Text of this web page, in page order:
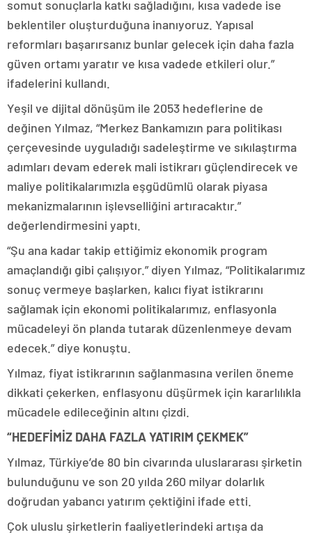
somut sonuçlarla katkı sağladığını, kısa vadede ise
beklentiler oluşturduğuna inanıyoruz. Yapısal
reformları başarırsanız bunlar gelecek için daha fazla
güven ortamı yaratır ve kısa vadede etkileri olur.”
ifadelerini kullandı.
Yeşil ve dijital dönüşüm ile 2053 hedeflerine de
değinen Yılmaz, “Merkez Bankamızın para politikası
çerçevesinde uyguladığı sadeleştirme ve sıkılaştırma
adımları devam ederek mali istikrarı güçlendirecek ve
maliye politikalarımızla eşgüdümlü olarak piyasa
mekanizmalarının işlevselliğini artıracaktır.”
değerlendirmesini yaptı.
“Şu ana kadar takip ettiğimiz ekonomik program
amaçlandığı gibi çalışıyor.” diyen Yılmaz, “Politikalarımız
sonuç vermeye başlarken, kalıcı fiyat istikrarını
sağlamak için ekonomi politikalarımız, enflasyonla
mücadeleyi ön planda tutarak düzenlenmeye devam
edecek.” diye konuştu.
Yılmaz, fiyat istikrarının sağlanmasına verilen öneme
dikkati çekerken, enflasyonu düşürmek için kararlılıkla
mücadele edileceğinin altını çizdi.
“HEDEFİMİZ DAHA FAZLA YATIRIM ÇEKMEK”
Yılmaz, Türkiye’de 80 bin civarında uluslararası şirketin
bulunduğunu ve son 20 yılda 260 milyar dolarlık
doğrudan yabancı yatırım çektiğini ifade etti.
Çok uluslu şirketlerin faaliyetlerindeki artışa da